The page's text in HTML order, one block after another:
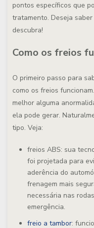
pontos específicos que
tratamento. Deseja
descubra!
Como os freios
O primeiro passo para
como os freios
melhor alguma
ela pode gerar.
tipo. Veja:
freios ABS: sua
foi projetada para
aderência do
frenagem mais
necessária nas
emergência.
freio a tambor: